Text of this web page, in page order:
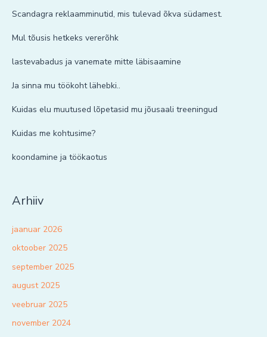
Scandagra reklaamminutid, mis tulevad õkva südamest.
Mul tõusis hetkeks vererõhk
lastevabadus ja vanemate mitte läbisaamine
Ja sinna mu töökoht lähebki..
Kuidas elu muutused lõpetasid mu jõusaali treeningud
Kuidas me kohtusime?
koondamine ja töökaotus
Arhiiv
jaanuar 2026
oktoober 2025
september 2025
august 2025
veebruar 2025
november 2024